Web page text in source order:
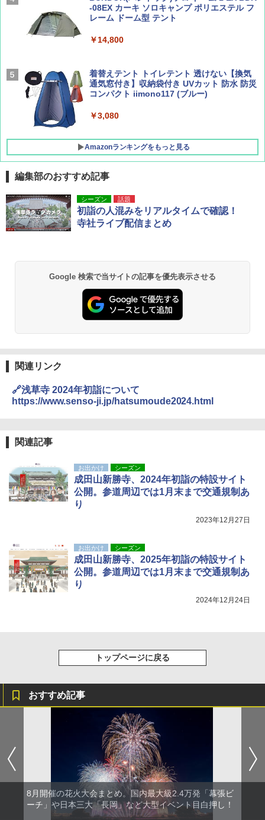
AIRLINE（エアライン）2026年9月号【特
集】ボーイング110周年を祝して！
￥1,760
A26 地球の歩き方 チェコ ポーランド スロヴ
ァキア 2026～2027 地球の歩き方A ヨーロッ
簡単設置 ポップアップテント エクルベージ
ュ(BC仕様) PATC-150B(EB)
￥9,990
[キャンパーズコレクション 山善] 傘みたいに
広げるだけ パッとサッとテント キューブワ
イド ブラックコーティング フルクローズ メ
ATCW-150B エクルベージュ
-08EX カーキ ソロキャンプ ポリエステル フ
レーム ドーム型 テント
￥14,800
着替えテント トイレテント 透けない【換気
通気窓付き】収納袋付き UVカット 防水 防災
コンパクト iimono117 (ブルー)
￥3,080
Amazonランキングをもっと見る
編集部のおすすめ記事
シーズン 話題
初詣の人混みをリアルタイムで確認！
寺社ライブ配信まとめ
Google 検索で当サイトの記事を優先表示させる
関連リンク
🔗浅草寺 2024年初詣について
https://www.senso-ji.jp/hatsumoude2024.html
関連記事
お出かけ シーズン
成田山新勝寺、2024年初詣の特設サイト
公開。参道周辺では1月末まで交通規制あ
り
2023年12月27日
お出かけ シーズン
成田山新勝寺、2025年初詣の特設サイト
公開。参道周辺では1月末まで交通規制あ
り
2024年12月24日
トップページに戻る
おすすめ記事
8月開催の花火大会まとめ。国内最大級2.4万発「幕張ビ
ーチ」や日本三大「長岡」など大型イベント目白押し！